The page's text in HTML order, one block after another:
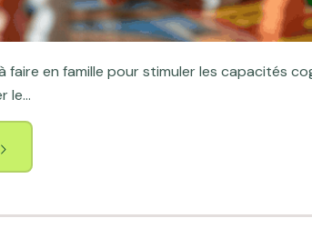
faire en famille pour stimuler les capacités
le...